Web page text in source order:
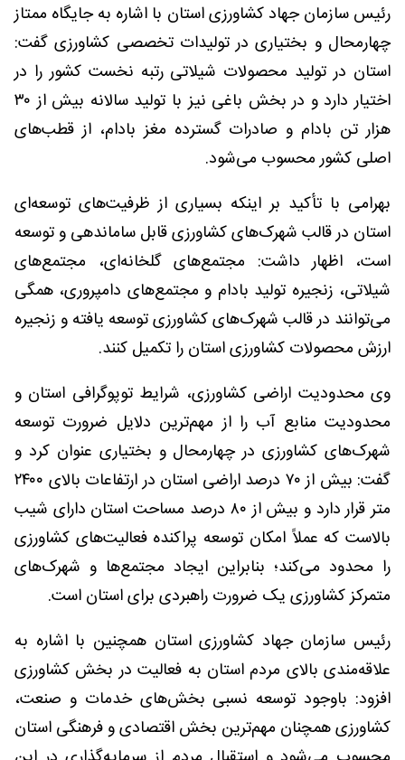
رئیس سازمان جهاد کشاورزی استان با اشاره به جایگاه ممتاز
چهارمحال و بختیاری در تولیدات تخصصی کشاورزی گفت:
استان در تولید محصولات شیلاتی رتبه نخست کشور را در
اختیار دارد و در بخش باغی نیز با تولید سالانه بیش از ۳۰
هزار تن بادام و صادرات گسترده مغز بادام، از قطب‌های
اصلی کشور محسوب می‌شود.
بهرامی با تأکید بر اینکه بسیاری از ظرفیت‌های توسعه‌ای
استان در قالب شهرک‌های کشاورزی قابل ساماندهی و توسعه
است، اظهار داشت: مجتمع‌های گلخانه‌ای، مجتمع‌های
شیلاتی، زنجیره تولید بادام و مجتمع‌های دامپروری، همگی
می‌توانند در قالب شهرک‌های کشاورزی توسعه یافته و زنجیره
ارزش محصولات کشاورزی استان را تکمیل کنند.
وی محدودیت اراضی کشاورزی، شرایط توپوگرافی استان و
محدودیت منابع آب را از مهم‌ترین دلایل ضرورت توسعه
شهرک‌های کشاورزی در چهارمحال و بختیاری عنوان کرد و
گفت: بیش از ۷۰ درصد اراضی استان در ارتفاعات بالای ۲۴۰۰
متر قرار دارد و بیش از ۸۰ درصد مساحت استان دارای شیب
بالاست که عملاً امکان توسعه پراکنده فعالیت‌های کشاورزی
را محدود می‌کند؛ بنابراین ایجاد مجتمع‌ها و شهرک‌های
متمرکز کشاورزی یک ضرورت راهبردی برای استان است.
رئیس سازمان جهاد کشاورزی استان همچنین با اشاره به
علاقه‌مندی بالای مردم استان به فعالیت در بخش کشاورزی
افزود: باوجود توسعه نسبی بخش‌های خدمات و صنعت،
کشاورزی همچنان مهم‌ترین بخش اقتصادی و فرهنگی استان